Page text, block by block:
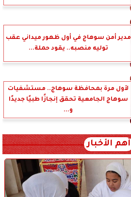
مدير أمن سوهاج في أول ظهور ميداني عقب
توليه منصبه.. يقود حملة...
لأول مرة بمحافظة سوهاج.. مستشفيات
سوهاج الجامعية تحقق إنجازًا طبيًا جديدًا
و...
أهم الأخبار